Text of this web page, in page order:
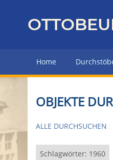
z
r
H
u
p
Home
OBJEKTE
ALLE DURCHSUCHEN
Schlagwörter: 1960